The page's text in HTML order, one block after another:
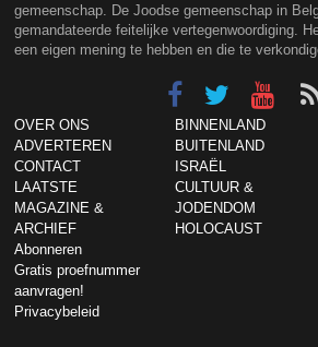
gemeenschap. De Joodse gemeenschap in
gemandateerde feitelijke vertegenwoordiging.
een eigen mening te hebben en die te
OVER ONS
ADVERTEREN
CONTACT
LAATSTE
MAGAZINE &
ARCHIEF
Abonneren
Gratis proefnummer
aanvragen!
Privacybeleid
BINNENLAND
BUITENLAND
ISRAËL
CULTUUR &
JODENDOM
HOLOCAUST